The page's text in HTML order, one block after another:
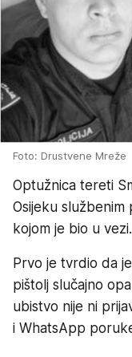
Foto: Drustvene Mreže
Optužnica tereti
Osijeku
kojom je bio u vezi.
Prvo je tvrdio da
pištolj slučajno
ubistvo nije ni
i WhatsApp